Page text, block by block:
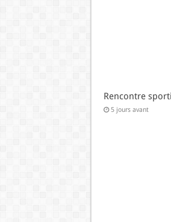
Rencontre
5 jours avant